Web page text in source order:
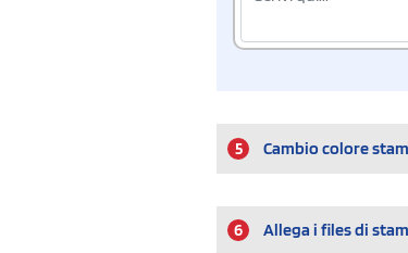
5 Cambio colore
6 Allega i files di